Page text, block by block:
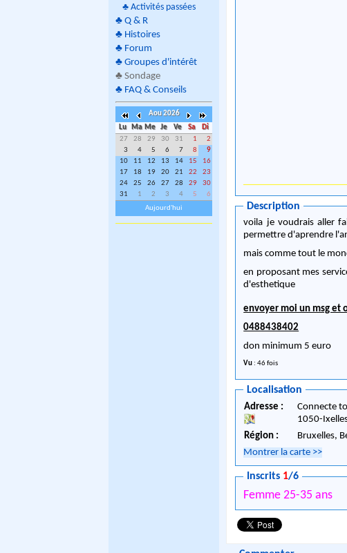
♣ Activités passées
♣ Q & R
♣ Histoires
♣ Forum
♣ Groupes d'intérêt
♣ Sondage
♣ FAQ & Conseils
Aou 2026
Lu
Ma Me Je Ve Sa
Di
27
28 29 30 31 1
2
3
4 5 6 7 8
9
10
11 12 13 14 15
16
17
18 19 20 21 22
23
24
25 26 27 28 29
30
31
1 2 3 4 5
6
Aujourd'hui
Description
voila je voudrais aller
permettre d'aprendre
mais comme tout le
en proposant mes
d'esthetique
envoyer moi un msg et
0488438402
don minimum 5 euro
Vu : 46 fois
Localisation
Adresse :
Connecte
1050-
Région :
Bruxelles,
Montrer la carte >>
Inscrits 1/6
Femme 25-35 ans